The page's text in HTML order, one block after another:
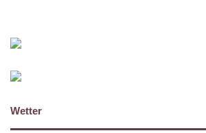
Wetter